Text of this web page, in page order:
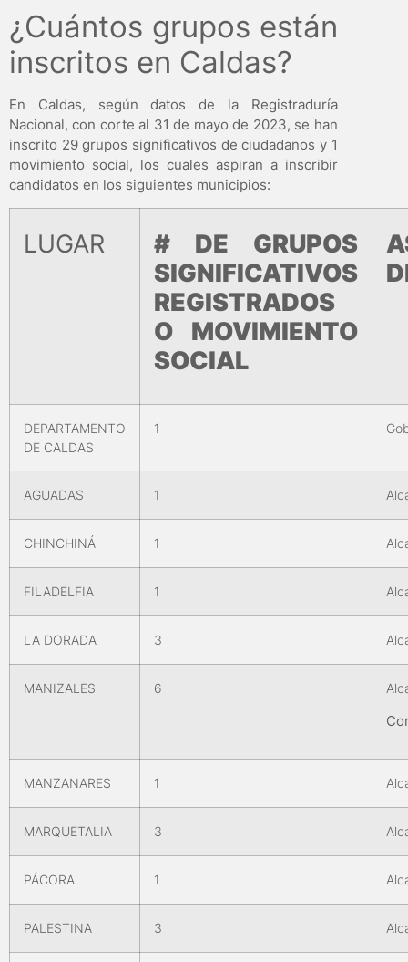
¿Cuántos grupos están
inscritos en Caldas?
En Caldas, según datos de la Registraduría
Nacional, con corte al 31 de mayo de 2023, se han
inscrito 29 grupos significativos de ciudadanos y 1
movimiento social, los cuales aspiran a inscribir
candidatos en los siguientes municipios:
LUGAR
# DE GRUPOS
SIGNIFICATIVOS
REGISTRADOS
O MOVIMIENTO
SOCIAL
DEPARTAMENTO
DE CALDAS
1
AGUADAS 1
CHINCHINÁ 1
FILADELFIA 1
LA DORADA 3
MANIZALES 6
MANZANARES 1
MARQUETALIA 3
PÁCORA 1
PALESTINA 3